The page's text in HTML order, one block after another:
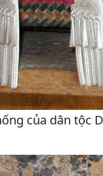
của dân tộc